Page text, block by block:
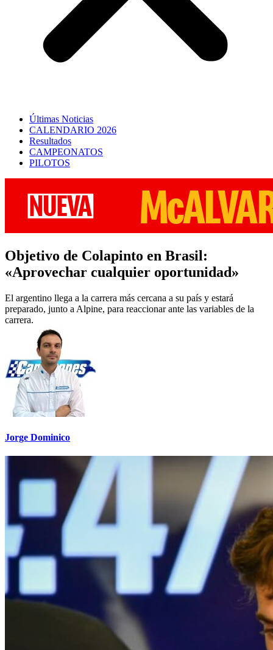
Últimas Noticias
CALENDARIO 2026
Resultados
CAMPEONATOS
PILOTOS
Objetivo de Colapinto en Brasil:
«Aprovechar cualquier oportunidad»
El argentino llega a la carrera más cercana a su país y estará
preparado, junto a Alpine, para reaccionar ante las variables de la
carrera.
Jorge Dominico